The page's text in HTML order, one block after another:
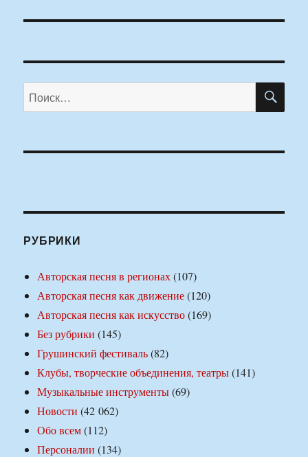
Искать:
РУБРИКИ
Авторская песня в регионах(107)
Авторская песня как движение(120)
Авторская песня как искусство(169)
Без рубрики (145)
Грушинский фестиваль(82)
Клубы, творческие объединения, театры(141)
Музыкальные инструменты(69)
Новости (42 062)
Обо всем(112)
Персоналии (134)